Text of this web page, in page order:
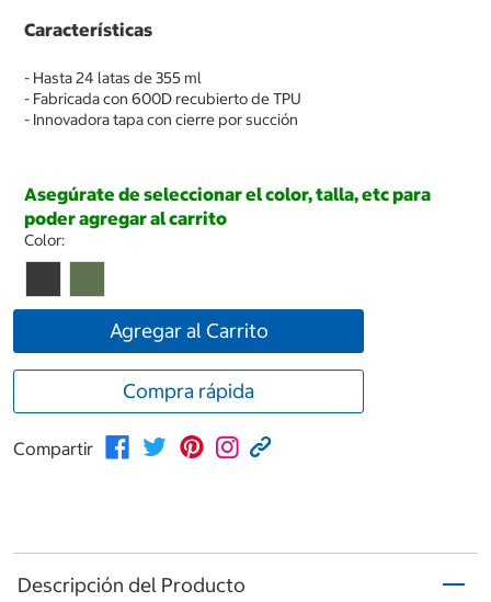
Características
- Hasta 24 latas de 355 ml
- Fabricada con 600D recubierto de TPU
- Innovadora tapa con cierre por succión
Asegúrate de seleccionar el color, talla, etc para
poder agregar al carrito
Color:
Agregar al Carrito
Compra rápida
Compartir
Descripción del Producto